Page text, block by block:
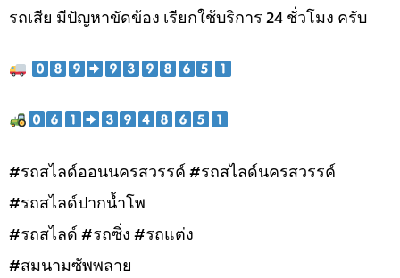
รถเสีย มีปัญหาขัดข้อง เรียกใช้บริการ 24 ชั่วโมง ครับ
#รถสไลด์ออนนครสวรรค์ #รถสไลด์นครสวรรค์
#รถสไลด์ปากน้ำโพ
#รถสไลด์ #รถซิ่ง #รถแต่ง
#สมนามซัพพลาย